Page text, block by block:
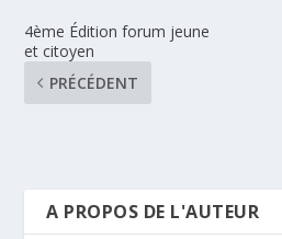
4ème Édition forum jeune
et citoyen
PRÉCÉDENT
A PROPOS DE L'AUTEUR